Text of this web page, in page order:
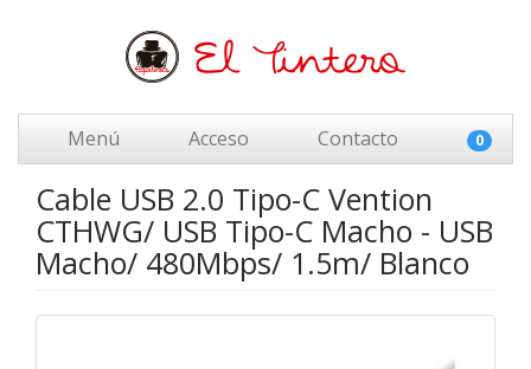
Menú Acceso Contacto 0
Cable USB 2.0 Tipo-C Vention
CTHWG/ USB Tipo-C Macho - USB
Macho/ 480Mbps/ 1.5m/ Blanco